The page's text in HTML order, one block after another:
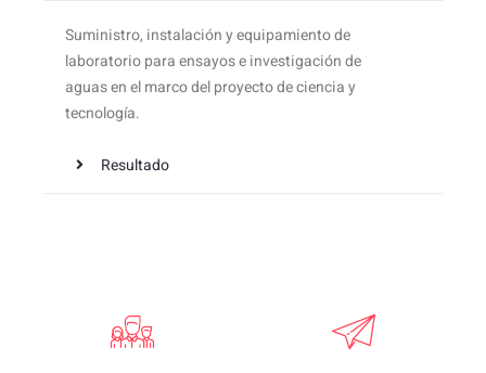
Suministro, instalación y equipamiento de
laboratorio para ensayos e investigación de
aguas en el marco del proyecto de ciencia y
tecnología.
Resultado